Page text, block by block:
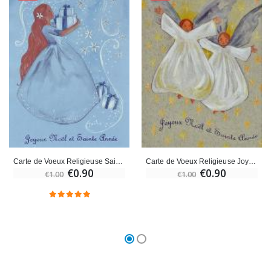
€1.00 €0.90
Carte de Voeux Religieuse Joyeux Noël et Sainte Année
€1.00 €0.90